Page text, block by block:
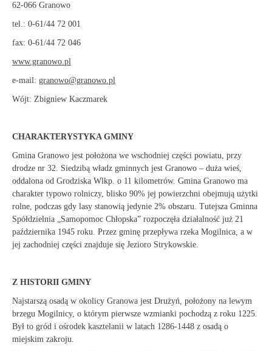
62-066 Granowo
tel.: 0-61/44 72 001
fax: 0-61/44 72 046
www.granowo.pl
e-mail: granowo@granowo.pl
Wójt: Zbigniew Kaczmarek
CHARAKTERYSTYKA GMINY
Gmina Granowo jest położona we wschodniej części powiatu, przy
drodze nr 32. Siedzibą władz gminnych jest Granowo – duża wieś,
oddalona od Grodziska Wlkp. o 11 kilometrów. Gmina Granowo ma
charakter typowo rolniczy, blisko 90% jej powierzchni obejmują użytki
rolne, podczas gdy lasy stanowią jedynie 2% obszaru. Tutejsza Gminna
Spółdzielnia „Samopomoc Chłopska” rozpoczęła działalność już 21
października 1945 roku. Przez gminę przepływa rzeka Mogilnica, a w
jej zachodniej części znajduje się Jezioro Strykowskie.
Z HISTORII GMINY
Najstarszą osadą w okolicy Granowa jest Drużyń, położony na lewym
brzegu Mogilnicy, o którym pierwsze wzmianki pochodzą z roku 1225.
Był to gród i ośrodek kasztelanii w latach 1286-1448 z osadą o
miejskim zakroju.